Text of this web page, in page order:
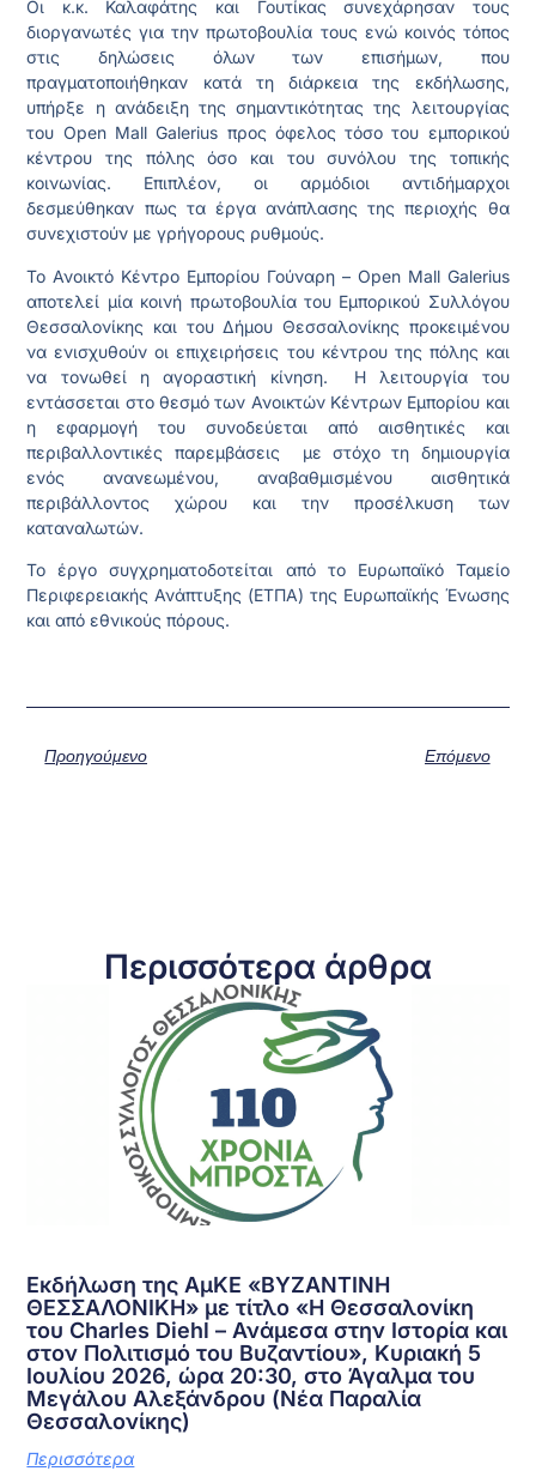
Οι κ.κ. Καλαφάτης και Γουτίκας συνεχάρησαν τους
διοργανωτές για την πρωτοβουλία τους ενώ κοινός τόπος
στις δηλώσεις όλων των επισήμων, που
πραγματοποιήθηκαν κατά τη διάρκεια της εκδήλωσης,
υπήρξε η ανάδειξη της σημαντικότητας της λειτουργίας
του Open Mall Galerius προς όφελος τόσο του εμπορικού
κέντρου της πόλης όσο και του συνόλου της τοπικής
κοινωνίας. Επιπλέον, οι αρμόδιοι αντιδήμαρχοι
δεσμεύθηκαν πως τα έργα ανάπλασης της περιοχής θα
συνεχιστούν με γρήγορους ρυθμούς.
Το Ανοικτό Κέντρο Εμπορίου Γούναρη – Open Mall Galerius
αποτελεί μία κοινή πρωτοβουλία του Εμπορικού Συλλόγου
Θεσσαλονίκης και του Δήμου Θεσσαλονίκης προκειμένου
να ενισχυθούν οι επιχειρήσεις του κέντρου της πόλης και
να τονωθεί η αγοραστική κίνηση. Η λειτουργία του
εντάσσεται στο θεσμό των Ανοικτών Κέντρων Εμπορίου και
η εφαρμογή του συνοδεύεται από αισθητικές και
περιβαλλοντικές παρεμβάσεις με στόχο τη δημιουργία
ενός ανανεωμένου, αναβαθμισμένου αισθητικά
περιβάλλοντος χώρου και την προσέλκυση των
καταναλωτών.
Το έργο συγχρηματοδοτείται από το Ευρωπαϊκό Ταμείο
Περιφερειακής Ανάπτυξης (ΕΤΠΑ) της Ευρωπαϊκής Ένωσης
και από εθνικούς πόρους.
Προηγούμενο Επόμενο
Περισσότερα άρθρα
Εκδήλωση της ΑμΚΕ «ΒΥΖΑΝΤΙΝΗ
ΘΕΣΣΑΛΟΝΙΚΗ» με τίτλο «Η Θεσσαλονίκη
του Charles Diehl – Ανάμεσα στην Ιστορία και
στον Πολιτισμό του Βυζαντίου», Κυριακή 5
Ιουλίου 2026, ώρα 20:30, στο Άγαλμα του
Μεγάλου Αλεξάνδρου (Νέα Παραλία
Θεσσαλονίκης)
Περισσότερα